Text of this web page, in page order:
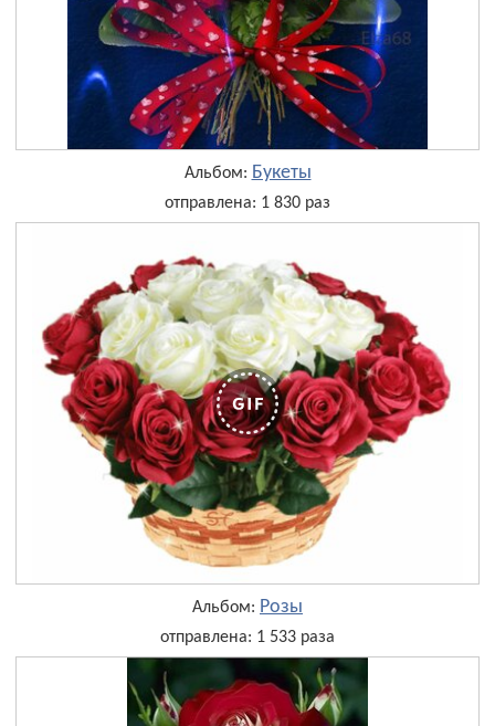
Альбом: Букеты
отправлена: 1 830 раз
Альбом: Розы
отправлена: 1 533 раза